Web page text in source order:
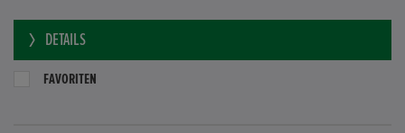
DETAILS
FAVORITEN